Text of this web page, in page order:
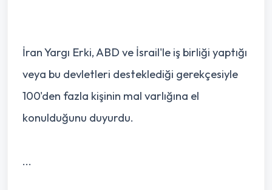
İran Yargı Erki, ABD ve İsrail'le iş birliği yaptığı
veya bu devletleri desteklediği gerekçesiyle
100'den fazla kişinin mal varlığına el
konulduğunu duyurdu.
...